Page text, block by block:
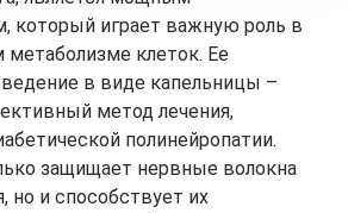
который играет важную роль в
метаболизме клеток. Ее
в виде капельницы –
метод лечения,
полинейропатии.
защищает нервные волокна
но и способствует их